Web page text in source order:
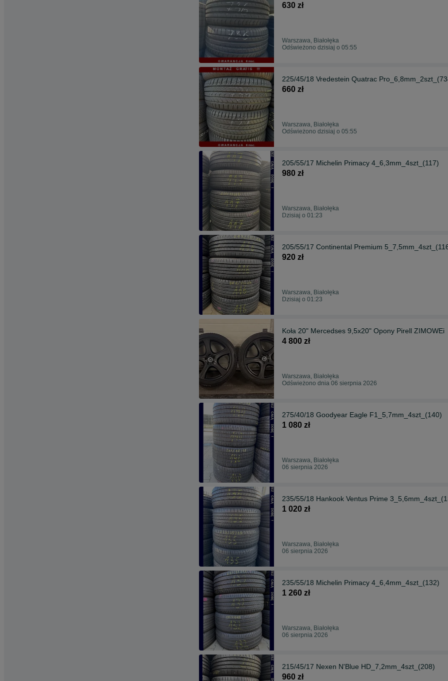
630 zł
Warszawa, Białołęka
Odświeżono dzisiaj o 05:55
225/45/18 Vredestein Quatrac
660 zł
Warszawa, Białołęka
Odświeżono dzisiaj o 05:55
205/55/17 Michelin Primacy 4_6,3mm_4szt_(117)
980 zł
Warszawa, Białołęka
Dzisiaj o 01:23
205/55/17 Continental Premium
920 zł
Warszawa, Białołęka
Dzisiaj o 01:23
Koła 20" Mercedses 9,5x20" Opony Pirell ZIMOWEi
4 800 zł
Warszawa, Białołęka
Odświeżono dnia 06 sierpnia 2026
275/40/18 Goodyear Eagle F1_5,7mm_4szt_(140)
1 080 zł
Warszawa, Białołęka
06 sierpnia 2026
235/55/18 Hankook Ventus Prime
1 020 zł
Warszawa, Białołęka
06 sierpnia 2026
235/55/18 Michelin Primacy 4_6,4mm_4szt_(132)
1 260 zł
Warszawa, Białołęka
06 sierpnia 2026
215/45/17 Nexen N'Blue HD_7,2mm_4szt_(208)
960 zł